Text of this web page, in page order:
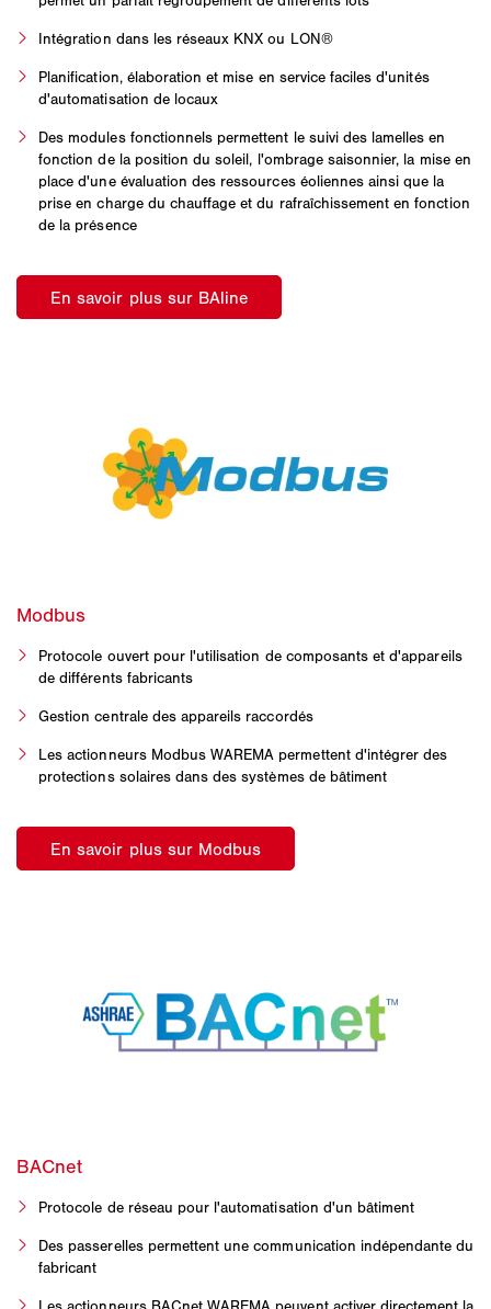
Intégration dans les réseaux KNX ou LON®
Planification, élaboration et mise en service faciles d'unités
d'automatisation de locaux
Des modules fonctionnels permettent le suivi des lamelles en
fonction de la position du soleil, l'ombrage saisonnier, la mise en
place d'une évaluation des ressources éoliennes ainsi que la
prise en charge du chauffage et du rafraîchissement en fonction
de la présence
Protocole ouvert pour l'utilisation de composants et d'appareils
de différents fabricants
Gestion centrale des appareils raccordés
Les actionneurs Modbus WAREMA permettent d'intégrer des
protections solaires dans des systèmes de bâtiment
Protocole de réseau pour l'automatisation d'un bâtiment
Des passerelles permettent une communication indépendante du
fabricant